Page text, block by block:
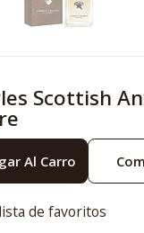
Scottish
Al Carro
de favoritos